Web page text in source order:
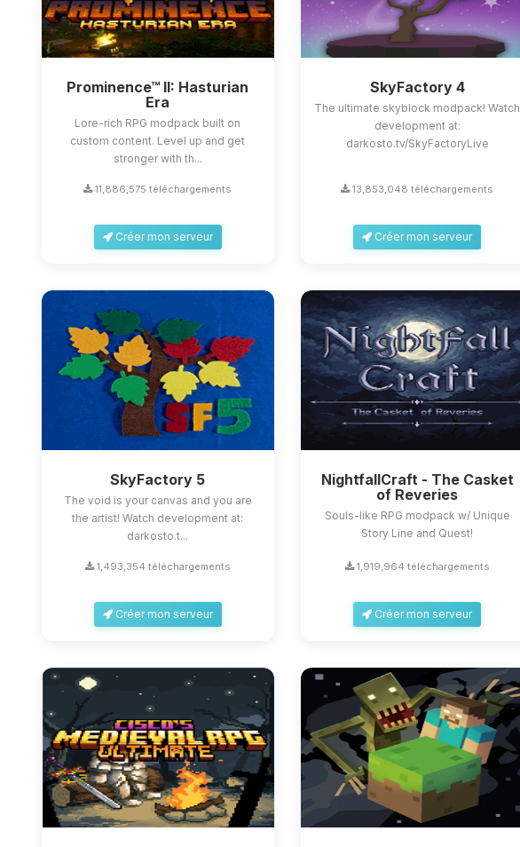
Prominence™ II: Hasturian
Era
Lore-rich RPG modpack built on
custom content. Level up and get
stronger with th...
11,886,575 téléchargements
Créer mon serveur
SkyFactory 4
The ultimate skyblock modpack! Watch
development at:
darkosto.tv/SkyFactoryLive
13,853,048 téléchargements
Créer mon serveur
SkyFactory 5
The void is your canvas and you are
the artist! Watch development at:
darkosto.t...
1,493,354 téléchargements
Créer mon serveur
NightfallCraft - The Casket
of Reveries
Souls-like RPG modpack w/ Unique
Story Line and Quest!
1,919,964 téléchargements
Créer mon serveur